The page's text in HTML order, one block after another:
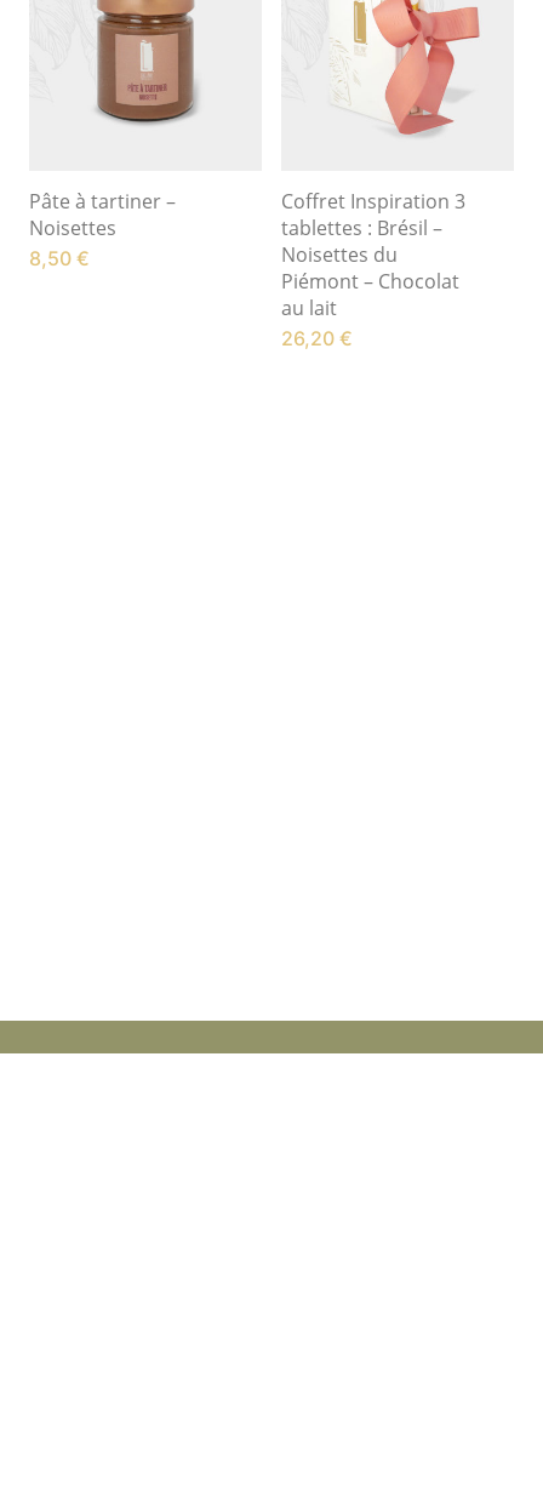
Pâte à tartiner –
Noisettes
8,50 €
Coffret Inspiration 3
tablettes : Brésil –
Noisettes du
Piémont – Chocolat
au lait
26,20 €